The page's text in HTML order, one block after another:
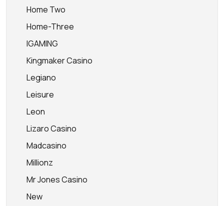
Home Two
Home-Three
IGAMING
Kingmaker Casino
Legiano
Leisure
Leon
Lizaro Casino
Madcasino
Millionz
Mr Jones Casino
New